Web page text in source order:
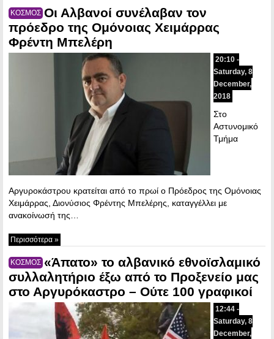
ΚΟΣΜΟΣ Οι Αλβανοί συνέλαβαν τον
πρόεδρο της Ομόνοιας Χειμάρρας
Φρέντη Μπελέρη
20:10 -
Saturday, 8
December,
2018
Στο
Αστυνομικό
Τμήμα
Αργυροκάστρου κρατείται από το πρωί ο Πρόεδρος της Ομόνοιας
Χειμάρρας, Διονύσιος Φρέντης Μπελέρης, καταγγέλλει με
ανακοίνωσή της…
Περισσότερα »
ΚΟΣΜΟΣ «Άπατο» το αλβανικό εθνοϊσλαμικό
συλλαλητήριο έξω από το Προξενείο μας
στο Αργυρόκαστρο – Ούτε 100 γραφικοί
12:44 -
Saturday, 8
December,